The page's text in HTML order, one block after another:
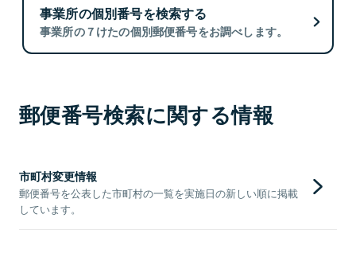
事業所の個別番号を検索する
事業所の７けたの個別郵便番号をお調べします。
郵便番号検索に関する情報
市町村変更情報
郵便番号を公表した市町村の一覧を実施日の新しい順に掲載
しています。